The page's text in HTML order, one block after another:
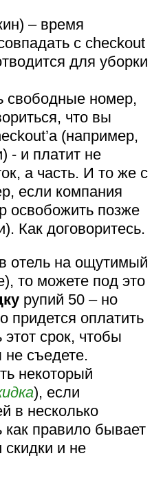
– время
с checkout
для уборки
свободные номер,
что вы
(например,
- и платит не
а часть. И то же с
если компания
освобожить позже
Как договоритесь.
отель на ощутимый
то можете под это
рупий 50 – но
придется оплатить
этот срок, чтобы
не съедете.
некоторый
), если
в несколько
как правило бывает
скидки и не